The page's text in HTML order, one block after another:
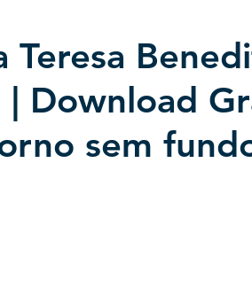
estampas sem fundo
Teresa
| Download
sem